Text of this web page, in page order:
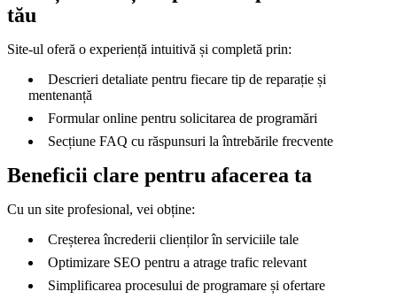
tău
Site-ul oferă o experiență intuitivă și completă prin:
Descrieri detaliate pentru fiecare tip de reparație și
mentenanță
Formular online pentru solicitarea de programări
Secțiune FAQ cu răspunsuri la întrebările frecvente
Beneficii clare pentru afacerea ta
Cu un site profesional, vei obține:
Creșterea încrederii clienților în serviciile tale
Optimizare SEO pentru a atrage trafic relevant
Simplificarea procesului de programare și ofertare